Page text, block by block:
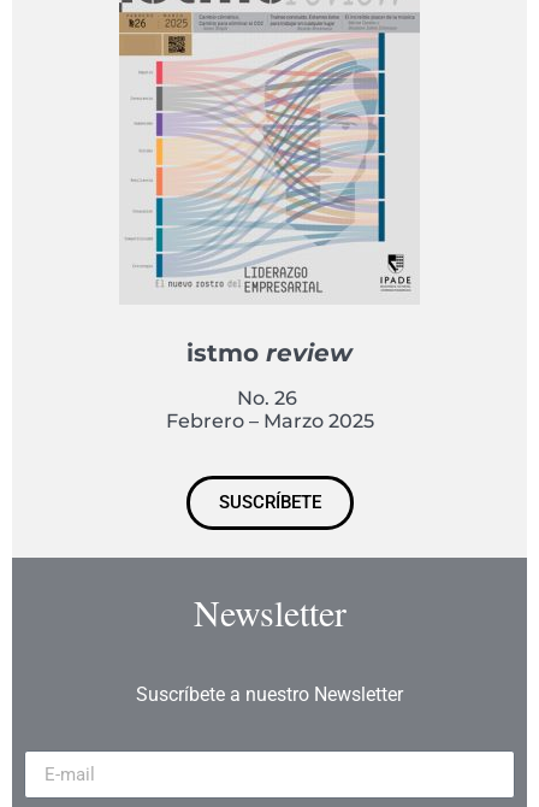
istmo review
No. 26
Febrero – Marzo 2025
SUSCRÍBETE
Newsletter
Suscríbete a nuestro Newsletter